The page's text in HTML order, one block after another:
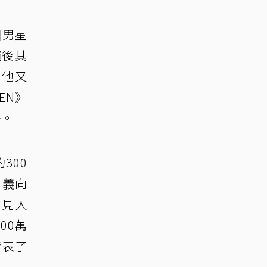
星
其
又
》
300
向
人
萬
了